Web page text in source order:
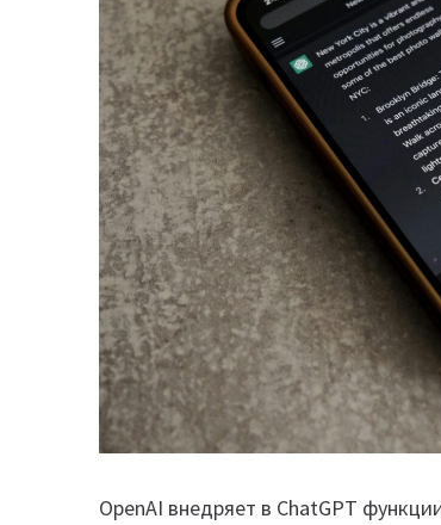
OpenAI внедряет в ChatGPT